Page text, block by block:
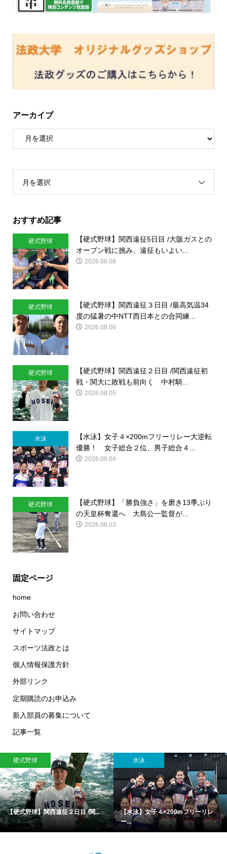
アーカイブ
月を選択
おすすめ記事
硬式野球
【硬式野球】関西遠征5日目 /大阪ガスとの
オープン戦に挑み、遠征もいよい...
2026.08.08
硬式野球
【硬式野球】関西遠征３日目 /最高気温34
度の猛暑の中NTT西日本との合同練...
2026.08.06
硬式野球
【硬式野球】関西遠征２日目 /関西遠征初
戦・関大に敗戦も前向く 中村騎...
2026.08.05
水泳
【水泳】女子４×200mフリーリレー大逆転
優勝！ 女子総合２位、男子総合４...
2026.08.04
硬式野球
【硬式野球】「勝負強さ」を磨き13季ぶり
の天皇杯奪還へ 大島公一監督が...
2026.08.03
固定ページ
home
お問い合わせ
サイトマップ
スポーツ法政とは
個人情報保護方針
外部リンク
定期購読のお申込み
新入部員の募集について
記事一覧
硬式野球
【硬式野球】関西遠征２日目 /関...
水泳
【水泳】女子４×200mフリーリレ
ー...